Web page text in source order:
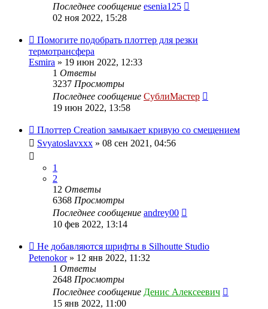
Последнее сообщение esenia125
02 ноя 2022, 15:28
Помогите подобрать плоттер для резки
термотрансфера
Esmira » 19 июн 2022, 12:33
1 Ответы
3237 Просмотры
Последнее сообщение СублиМастер
19 июн 2022, 13:58
Плоттер Creation замыкает кривую со смещением
Svyatoslavxxx » 08 сен 2021, 04:56
1
2
12 Ответы
6368 Просмотры
Последнее сообщение andrey00
10 фев 2022, 13:14
Не добавляются шрифты в Silhoutte Studio
Petenokor» 12 янв 2022, 11:32
1 Ответы
2648 Просмотры
Последнее сообщение Денис Алексеевич
15 янв 2022, 11:00